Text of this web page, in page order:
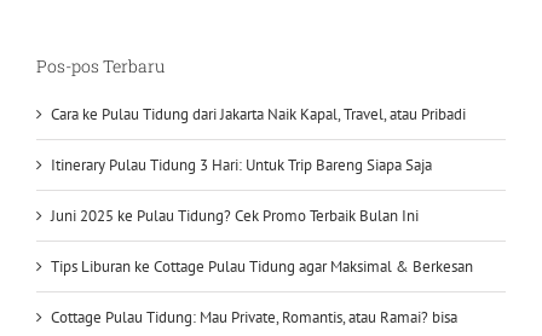
Pos-pos Terbaru
Cara ke Pulau Tidung dari Jakarta Naik Kapal, Travel, atau Pribadi
Itinerary Pulau Tidung 3 Hari: Untuk Trip Bareng Siapa Saja
Juni 2025 ke Pulau Tidung? Cek Promo Terbaik Bulan Ini
Tips Liburan ke Cottage Pulau Tidung agar Maksimal & Berkesan
Cottage Pulau Tidung: Mau Private, Romantis, atau Ramai? bisa